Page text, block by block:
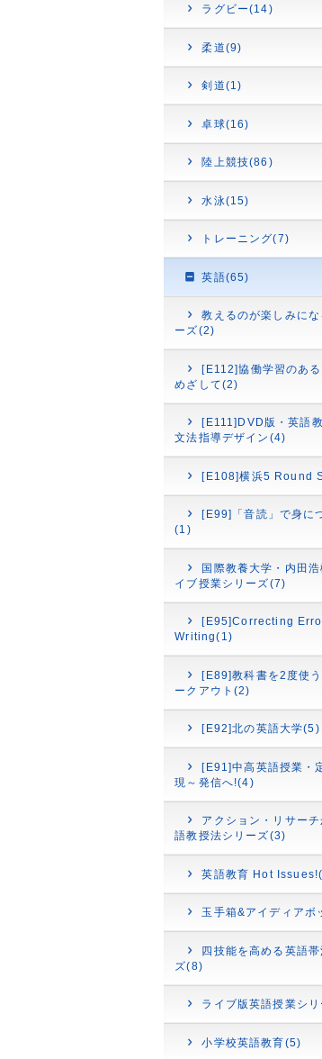
ラグビー(14)
柔道(9)
剣道(1)
卓球(16)
陸上競技(86)
水泳(15)
トレーニング(7)
英語(65)
教えるのが楽しみにな
ーズ(2)
[E112]協働学習のあ
めざして(2)
[E111]DVD版・英語
文法指導デザイン(4)
[E108]横浜5 Round
[E99]「音読」で身に
(1)
国際教養大学・内田浩
イブ授業シリーズ(7)
[E95]Correcting
Writing(1)
[E89]教科書を2度使
ークアウト(2)
[E92]北の英語大学(5)
[E91]中高英語授業・
現～発信へ!(4)
アクション・リサー
語教授法シリーズ(3)
英語教育 Hot
玉手箱&アイディアボ
四技能を高める英語
ズ(8)
ライブ版英語授業シ
小学校英語教育(5)